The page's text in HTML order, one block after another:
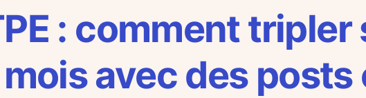
: comment tripler
avec des